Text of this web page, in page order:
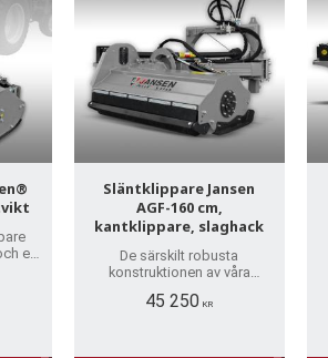
ett
Släntklippare Jansen
AGF-160 cm,
kantklippare, slaghack
De särskilt robusta
konstruktionen av våra
sticker ut. I motsats till de
45 250 KR